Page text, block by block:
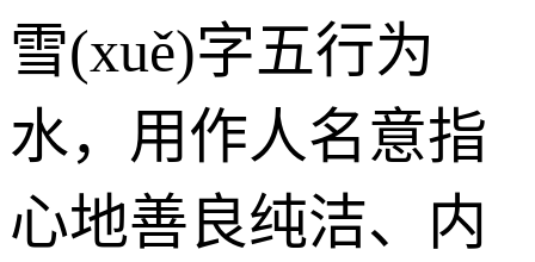
雪(xuě)字五行为
水，用作人名意指
心地善良纯洁、内